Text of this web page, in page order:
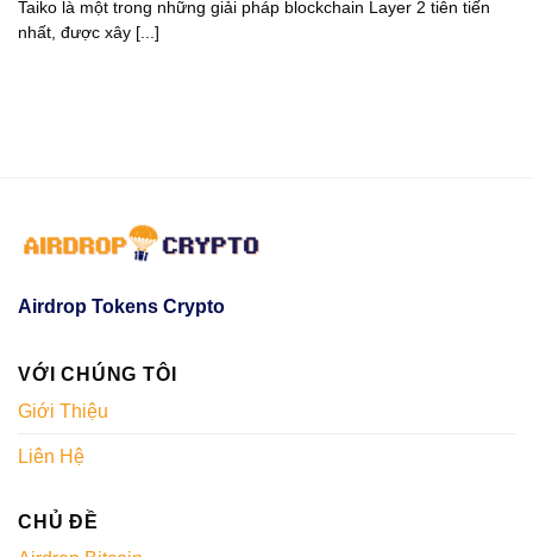
Taiko là một trong những giải pháp blockchain Layer 2 tiên tiến
nhất, được xây [...]
Airdrop Tokens Crypto
VỚI CHÚNG TÔI
Giới Thiệu
Liên Hệ
CHỦ ĐỀ